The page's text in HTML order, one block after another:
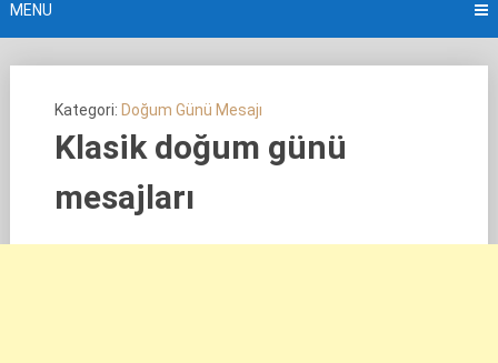
MENU
Kategori: Doğum Günü Mesajı
Klasik doğum günü
mesajları